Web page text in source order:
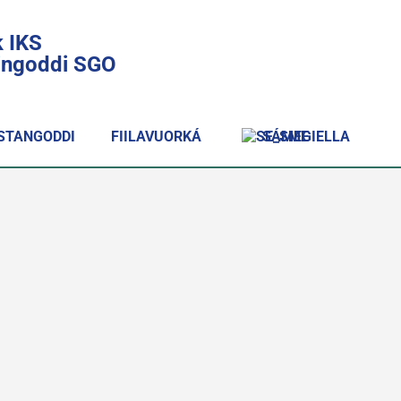
IKS
SGO
FIILAVUORKÁ SÁMEGIELLA